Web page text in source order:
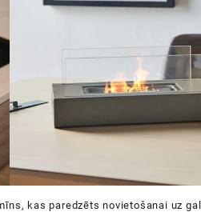
kas paredzēts novietošanai uz